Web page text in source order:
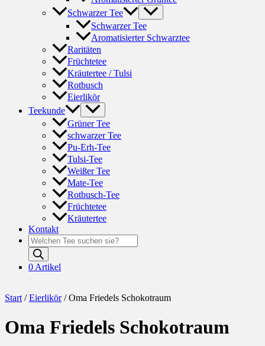
Schwarzer Tee
Schwarzer Tee
Aromatisierter Schwarztee
Raritäten
Früchtetee
Kräutertee / Tulsi
Rotbusch
Eierlikör
Teekunde
Grüner Tee
schwarzer Tee
Pu-Erh-Tee
Tulsi-Tee
Weißer Tee
Mate-Tee
Rotbusch-Tee
Früchtetee
Kräutertee
Kontakt
Products
search
0 Artikel
Start/Eierlikör/ Oma Friedels Schokotraum
Oma Friedels Schokotraum